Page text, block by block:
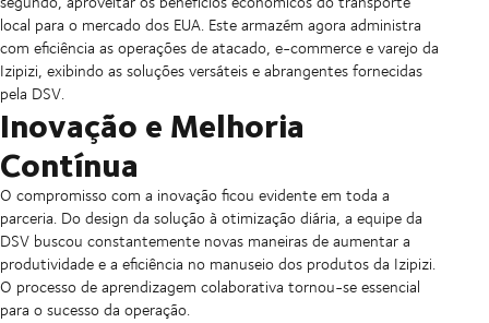
local para o mercado dos EUA. Este armazém agora administra
com eficiência as operações de atacado, e-commerce e varejo da
Izipizi, exibindo as soluções versáteis e abrangentes fornecidas
pela DSV.
Inovação e Melhoria
Contínua
O compromisso com a inovação ficou evidente em toda a
parceria. Do design da solução à otimização diária, a equipe da
DSV buscou constantemente novas maneiras de aumentar a
produtividade e a eficiência no manuseio dos produtos da Izipizi.
O processo de aprendizagem colaborativa tornou-se essencial
para o sucesso da operação.